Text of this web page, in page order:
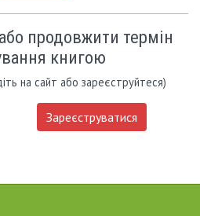
продовжити термін
книгою
на сайт або зареєструйтеся)
Зареєструватися